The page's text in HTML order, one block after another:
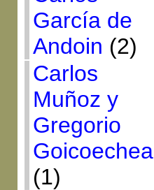
García de
Andoin (2)
Carlos
Muñoz y
Gregorio
Goicoechea
(1)